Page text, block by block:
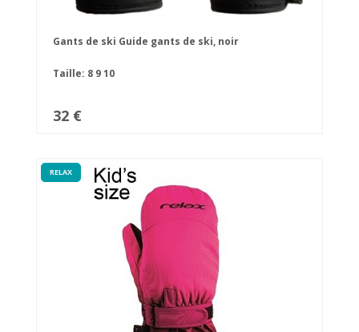
Gants de ski Guide gants de ski, noir
Taille: 8 910
32 €
RELAX